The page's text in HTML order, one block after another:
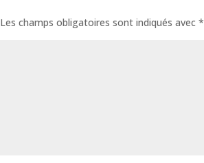
Les champs obligatoires sont indiqués avec*